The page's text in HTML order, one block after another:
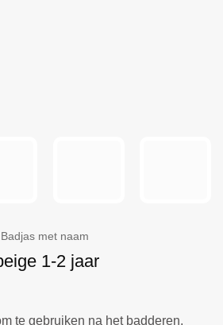
Badjas met naam
1-2 jaar
te gebruiken na het badderen,